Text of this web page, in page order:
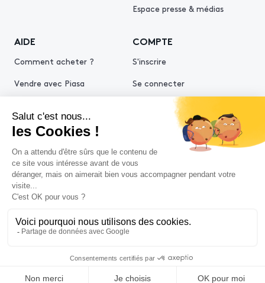
Espace presse & médias
AIDE
Comment acheter ?
Vendre avec Piasa
COMPTE
S'inscrire
Se connecter
Politiques de confidentialitéPolitique cookies
Conditions générales d'utilisation